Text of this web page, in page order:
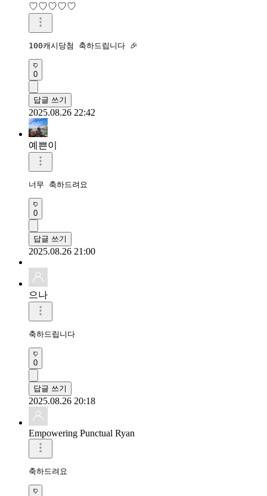
♡♡♡♡♡
100캐시당첨 축하드립니다 🎉
0
답글 쓰기
2025.08.26 22:42
예쁜이
너무 축하드려요
0
답글 쓰기
2025.08.26 21:00
으나
축하드립니다
0
답글 쓰기
2025.08.26 20:18
Empowering Punctual Ryan
축하드려요